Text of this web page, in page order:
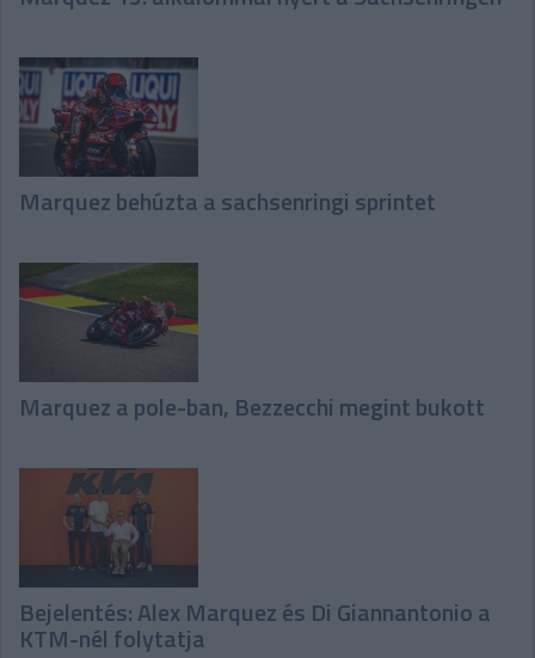
Marquez behúzta a sachsenringi sprintet
Marquez a pole-ban, Bezzecchi megint bukott
Bejelentés: Alex Marquez és Di Giannantonio a
KTM-nél folytatja